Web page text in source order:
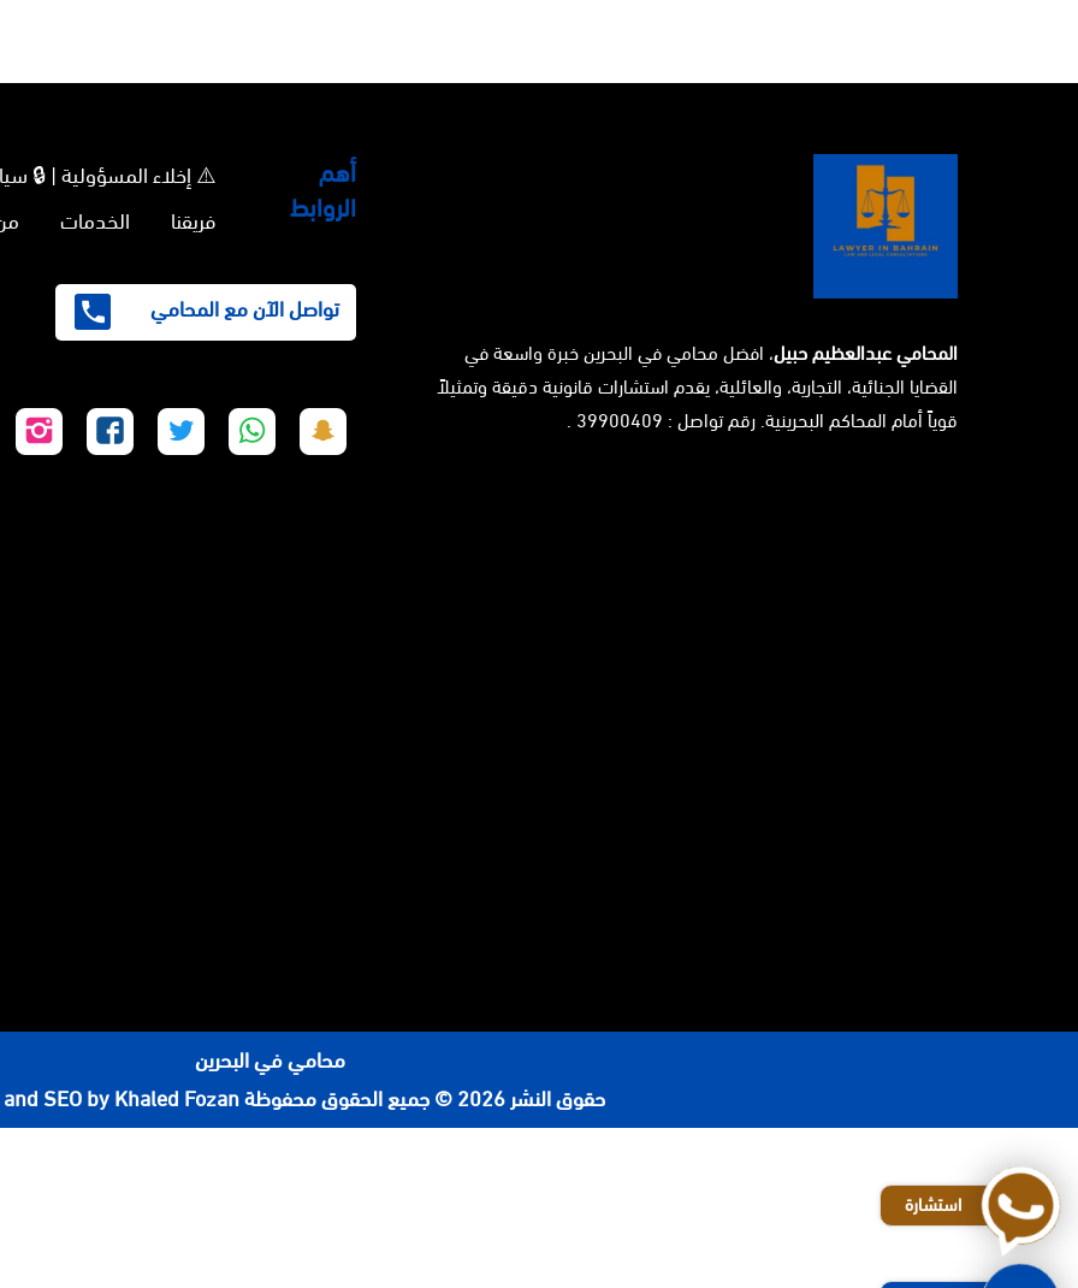
المحامي عبدالعظيم حبيل، افضل محامي في البحرين خبرة واسعة في
القضايا الجنائية، التجارية، والعائلية، يقدم استشارات قانونية دقيقة وتمثيلاً
قوياً أمام المحاكم البحرينية. رقم تواصل : 39900409 .
أهم
الروابط
⚠️ إخلاء المسؤولية | 🔒
فريقنا
الخدمات
تواصل الآن مع المحامي
على
على
على
على
على
محامي في البحرين
حقوق النشر 2026 © جميع الحقوق محفوظة
SEO by Khaled Fozan
استشارة
افضل مكاتب المحاماة في الرياض
محامي شركات في الرياض
المحامي محمد الزعابي